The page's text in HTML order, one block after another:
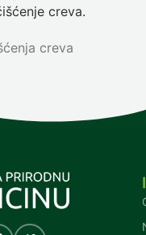
creva.
creva